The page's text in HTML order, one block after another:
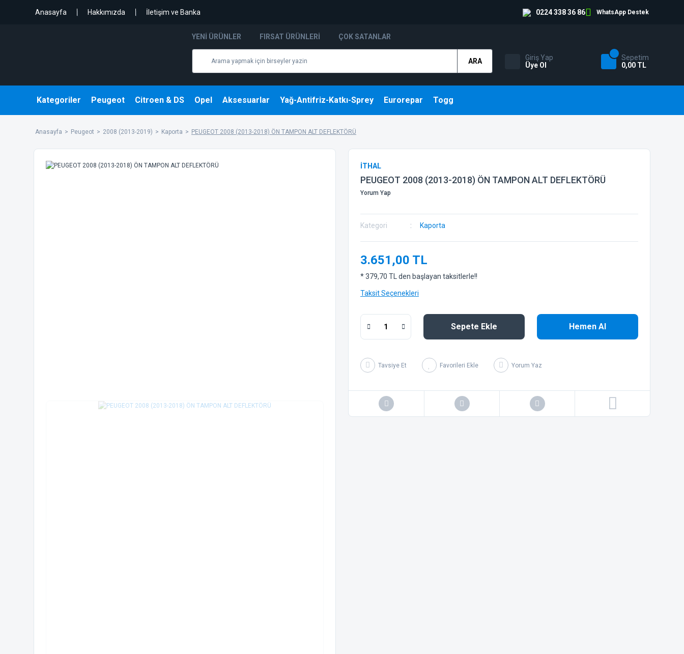
Anasayfa Hakkımızda İletişim ve Banka 0224 338 36 86 WhatsApp Destek
YENI ÜRÜNLER FIRSAT ÜRÜNLERI ÇOK SATANLAR
ARA
Giriş Yap
Üye Ol
Sepetim
0,00 TL
Kategoriler Peugeot Citroen & DS Opel Aksesuarlar Yağ-Antifriz-Katkı-Sprey Eurorepar Togg
Anasayfa Peugeot 2008 (2013-2019) Kaporta PEUGEOT 2008 (2013-2018) ÖN TAMPON ALT DEFLEKTÖRÜ
İTHAL
PEUGEOT 2008 (2013-2018) ÖN TAMPON ALT DEFLEKTÖRÜ
Yorum Yap
Kategori Kaporta
3.651,00 TL
* 379,70 TL den başlayan taksitlerle!!
Taksit Seçenekleri
Sepete Ekle Hemen Al
Tavsiye Et Yorum Yaz